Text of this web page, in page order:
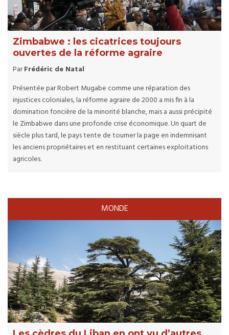
Zimbabwe : les cicatrices toujours
ouvertes de la réforme agraire
ParFrédéric de Natal
Présentée par Robert Mugabe comme une réparation des
injustices coloniales, la réforme agraire de 2000 a mis fin à la
domination foncière de la minorité blanche, mais a aussi précipité
le Zimbabwe dans une profonde crise économique. Un quart de
siècle plus tard, le pays tente de tourner la page en indemnisant
les anciens propriétaires et en restituant certaines exploitations
agricoles.
MONDE